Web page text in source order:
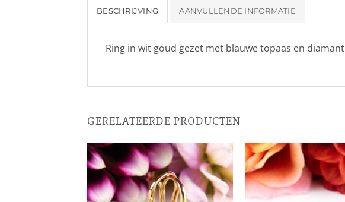
BESCHRIJVING AANVULLENDE INFORMATIE
Ring in wit goud gezet met blauwe topaas en diamant
GERELATEERDE PRODUCTEN